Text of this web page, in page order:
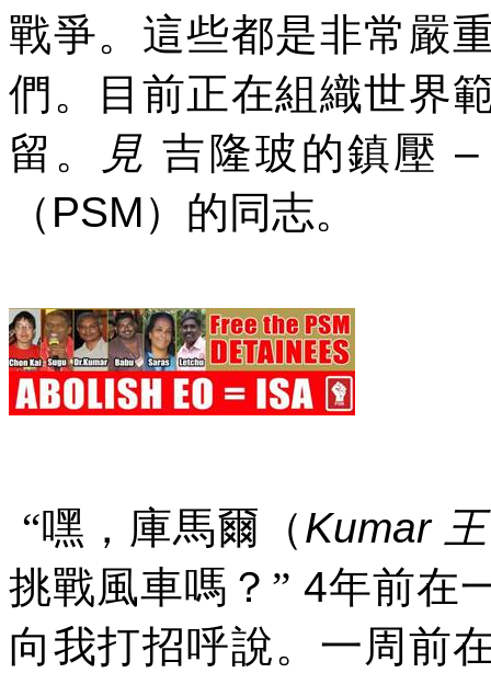
戰爭。這些都是非常嚴
們。目前正在組織世界
留。
見 吉隆玻的鎮壓
（ PSM）的同志。
“嘿，庫馬爾（Kumar
挑戰風車嗎？” 4年前在
向我打招呼說。一周前